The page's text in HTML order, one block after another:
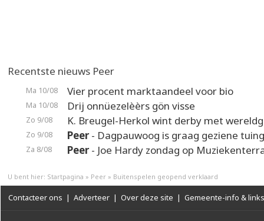
Recentste nieuws Peer
Ma 10/08 Vier procent marktaandeel voor bio
Ma 10/08 Drij onnüezelèèrs gön visse
Zo 9/08 K. Breugel-Herkol wint derby met
Zo 9/08 Peer- Dagpauwoog is graag geziene
Za 8/08 Peer- Joe Hardy zondag op
U bent hier: Startpagina » Peer » Buitenspelen geopend verklaard
Contacteer ons | Adverteer | Over deze site | Gemeente-info & links